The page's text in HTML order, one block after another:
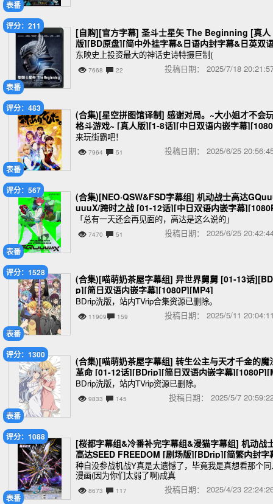
表番
表番
评分：211
[自购][官方字幕] 圣斗士星矢 The Beginning [真人
版][BD原盘][简中外挂字幕&日语内封字幕&日英双
音轨][1080P][ISO][34GB]
东映史上投资最大的神话史诗特摄巨制(
7668 22 投稿日期： 2025/7/18
表番
评分：483
(合集)[星空拼图馆译制] 感谢对局。~大小姐才不会
格斗游戏~ [真人版][1-8话][中日双语内嵌字幕][1080
P][MP4]
来玩街霸吧！
7964 51 投稿日期： 2025/6/25
表番
评分：567
(合集)[NEO·QSW&FSD字幕组] 机动战士高达
uuuX/跨时之战 [01-12话][中日双语内嵌字幕
[MP4]
「总有一天还会再见面的，高达是这么说的」
7470 51 投稿日期： 2025/6/25
表番
评分：1528
(合集)[喵萌奶茶屋字幕组] 异世界舅舅 [01-13话
p][简日双语内嵌字幕][1080P][MP4]
BDrip洗版，站内TVrip合集资源已删除。
11909 159 投稿日期： 2025/5/11
表番
评分：1300
(合集)[喵萌奶茶屋字幕组] 转生公主与天才千金的魔
革命 [01-12话][BDrip][简日双语内嵌字幕
P4]
BDrip洗版，站内TVrip资源已删除。
9833 145 投稿日期： 2025/5/7
表番
评分：1088
[桜都字幕组&冷番补完字幕组&漫猫字幕组] 机动战
高达SEED FREEDOM [剧场版][BDrip][简繁内封字
[1080P][MKV]
种自没参战机战Y真是太遗憾了，毕竟我是真想看那个
漫画(因为你们太弱了啊)成真
8673 117 投稿日期： 2025/4/23